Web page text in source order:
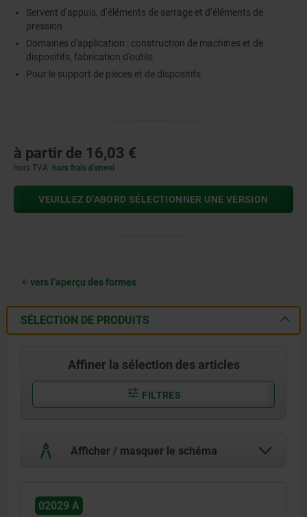
Servent d'appuis, d‘éléments de serrage et d’éléments de
pression
Domaines d'application : construction de machines et de
dispositifs, fabrication d'outils
Pour le support de pièces et de dispositifs
à partir de 16,03 €
hors TVA hors frais d’envoi
VEUILLEZ D’ABORD SÉLECTIONNER UNE VERSION
vers l’aperçu des formes
SÉLECTION DE PRODUITS
Affiner la sélection des articles
FILTRES
Afficher / masquer le schéma
02029 A